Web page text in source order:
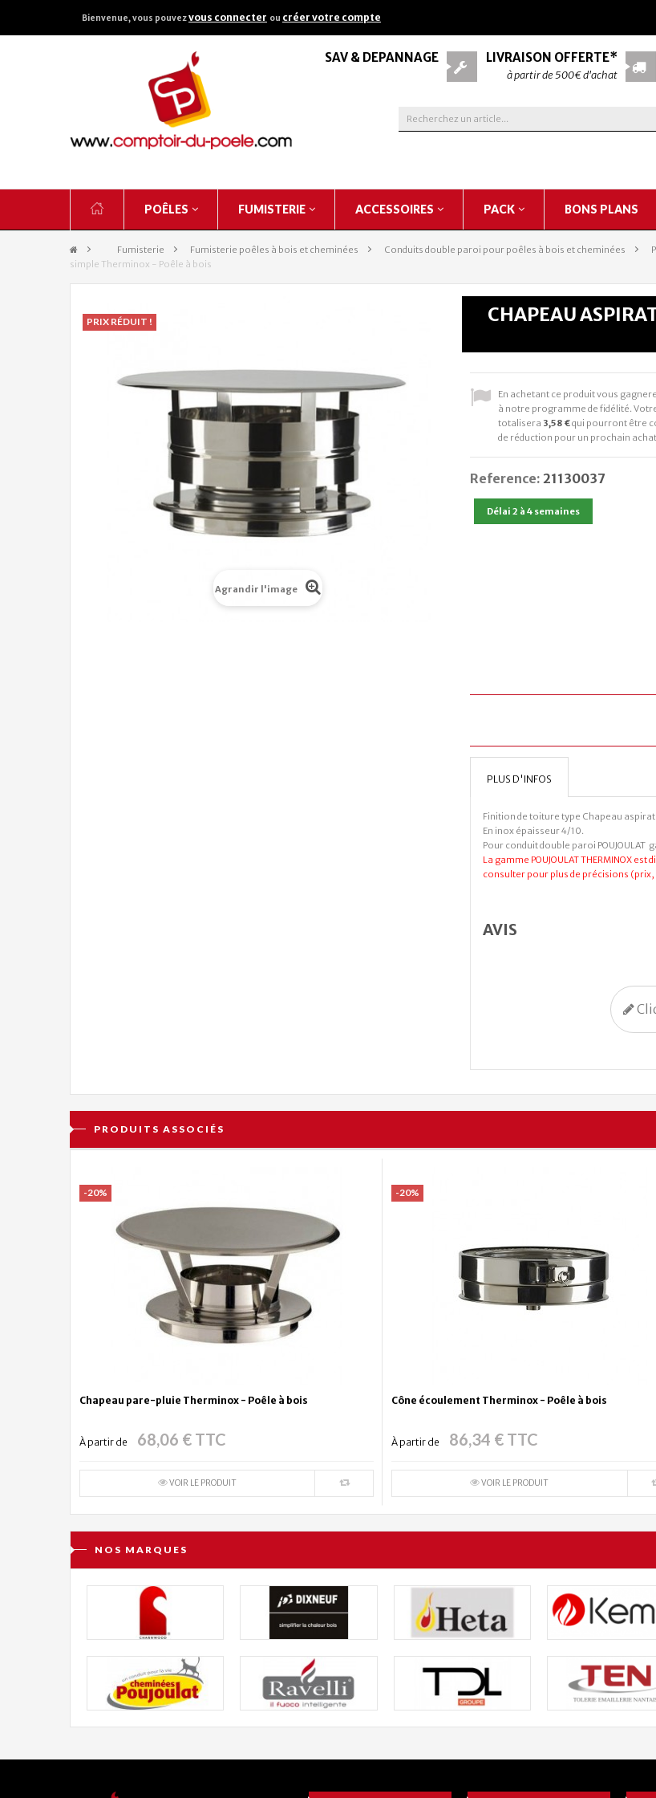
Bienvenue, vous pouvezvous connecter ou créer votre compte
SAV & DÉPANNAGE LIVRAISON OFFERTE*
à partir de 500€ d'achat
POÊLES FUMISTERIE ACCESSOIRES PACK BONS PLANS
&gt; Fumisterie > Fumisterie poêles à bois et cheminées > Conduits double paroi pour poêles à bois et cheminées >
simple Therminox - Poêle à bois
PRIX RÉDUIT !
Agrandir l'image
CHAPEAU
En achetant ce produit vous
à notre programme de fidélité.
totalisera 3,58 €qui pourront être
de réduction pour un prochain
Reference: 21130037
Délai 2 à 4 semaines
PLUS D'INFOS
Finition de toiture type Chapeau
En inox épaisseur 4/10.
Pour conduit double paroi POUJOULAT
La gamme POUJOULAT THERMINOX
consulter pour plus de précisions (prix,
AVIS
PRODUITS ASSOCIÉS
-20%
Chapeau pare-pluie Therminox - Poêle à bois
À partir de 68,06 € TTC
VOIR LE PRODUIT
-20%
Cône écoulement Therminox - Poêle à bois
À partir de 86,34 € TTC
VOIR LE PRODUIT
NOS MARQUES